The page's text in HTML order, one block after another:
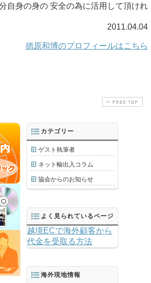
自身の身の 安全の為に活用して頂けれ
2011.04.04
徳原和博のプロフィールはこちら
PAGE TOP
カテゴリー
ゲスト執筆者
ネット輸出入コラム
協会からのお知らせ
よく見られているページ
越境ECで海外顧客から
代金を受取る方法
海外現地情報